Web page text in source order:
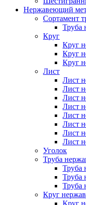
Нержавеющий
Сортамент
Труба
Круг
Круг
Круг
Круг
Лист
Лист
Лист
Лист
Лист
Лист
Лист
Лист
Лист
Уголок
Труба
Труба
Труба
Труба
Круг
Круг